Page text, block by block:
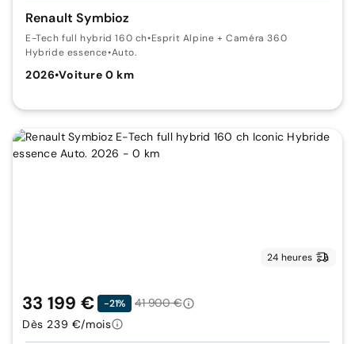
Renault Symbioz
E-Tech full hybrid 160 ch•Esprit Alpine + Caméra 360
Hybride essence•Auto.
2026•Voiture 0 km
24 heures
33 199 € -21%
41 900 €
Dès 239 €/mois